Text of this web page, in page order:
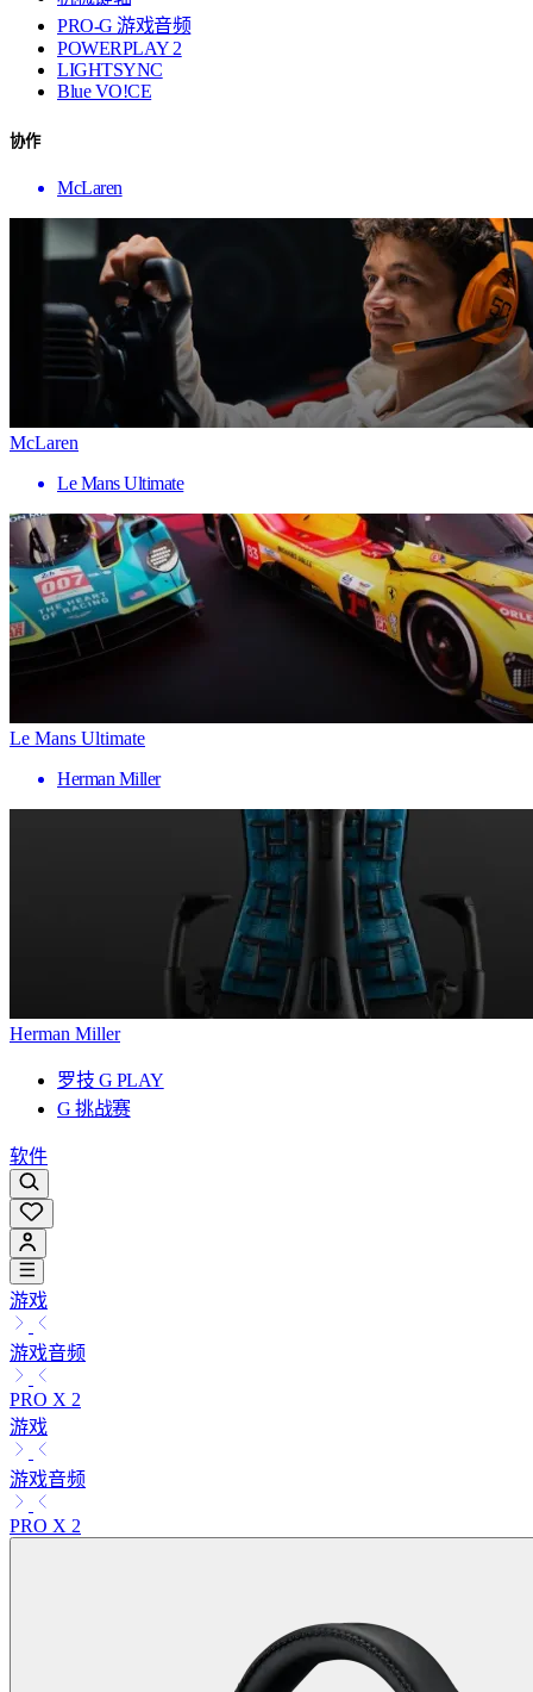
PRO-G 游戏音频
POWERPLAY 2
LIGHTSYNC
Blue VO!CE
协作
McLaren
McLaren
Le Mans Ultimate
Le Mans Ultimate
Herman Miller
Herman Miller
罗技 G PLAY
G 挑战赛
软件
游戏
游戏音频
PRO X 2
游戏
游戏音频
PRO X 2